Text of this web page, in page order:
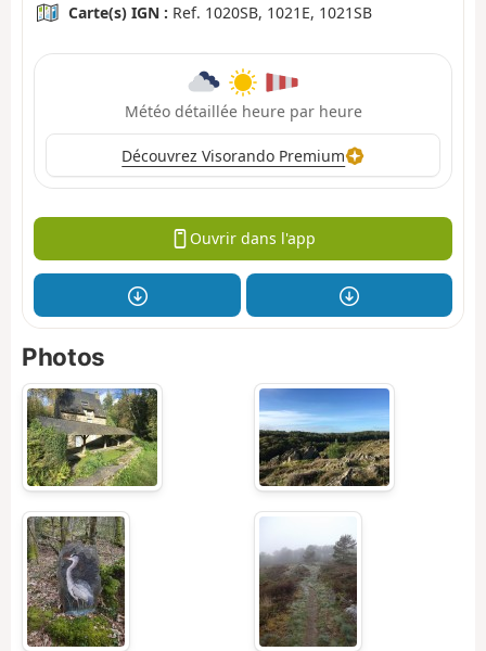
Carte(s) IGN : Ref. 1020SB, 1021E, 1021SB
Météo détaillée heure par heure
Découvrez Visorando Premium
Ouvrir dans l'app
Photos